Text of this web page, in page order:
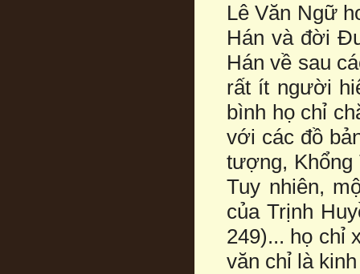
Lê Văn Ngữ
Hán và đời
Hán về sau
rất ít người
bình họ chỉ
với các đồ
tượng, Khổng
Tuy nhiên,
của Trịnh
249)... họ chỉ
văn chỉ là